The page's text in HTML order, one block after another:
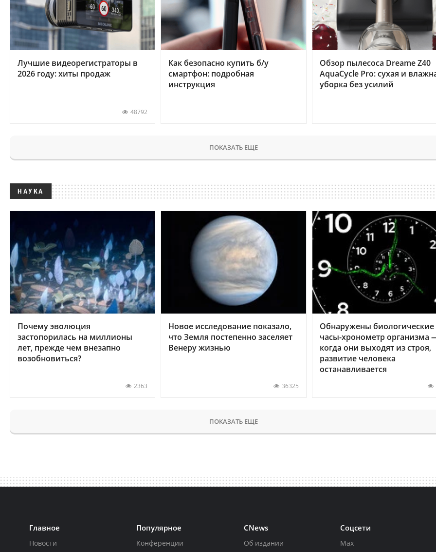
Лучшие видеорегистраторы в
2026 году: хиты продаж
48792
Как безопасно купить б/у
смартфон: подробная
инструкция
Обзор пылесоса Dreame Z40
AquaCycle Pro: сухая и
уборка без усилий
ПОКАЗАТЬ ЕЩЕ
НАУКА
Почему эволюция
застопорилась на миллионы
лет, прежде чем внезапно
возобновиться?
2363
Новое исследование показало,
что Земля постепенно заселяет
Венеру жизнью
36325
Обнаружены биологические
часы-хронометр организма
когда они выходят из строя,
развитие человека
останавливается
ПОКАЗАТЬ ЕЩЕ
Главное
Новости
Популярное
Конференции
CNews
Об издании
Соцсети
Max